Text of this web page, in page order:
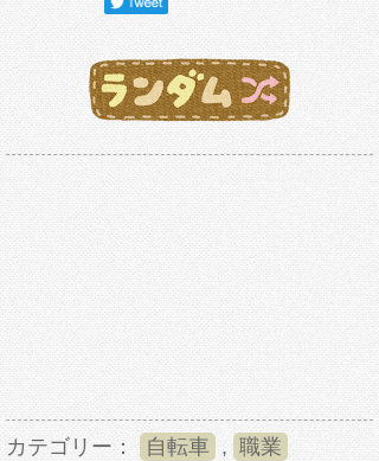
カテゴリー： 自転車 , 職業